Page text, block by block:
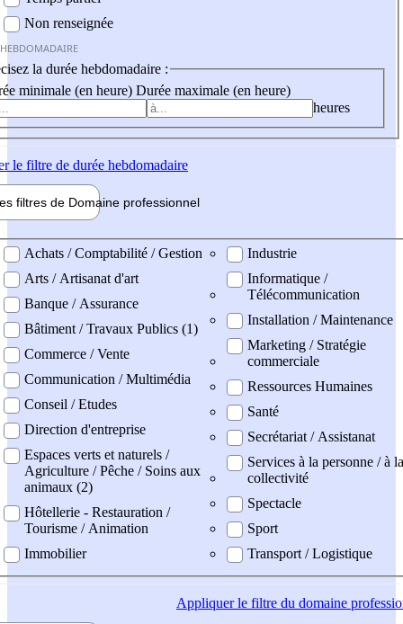
Non renseignée
la durée hebdomadaire :
minimale (en heure) Durée maximale (en heure)
heures
le filtre de durée hebdomadaire
filtres de Domaine professionnel
professionel
Achats / Comptabilité / Gestion
Arts / Artisanat d'art
Banque / Assurance
Bâtiment / Travaux Publics (1)
Commerce / Vente
Communication / Multimédia
Conseil / Etudes
Direction d'entreprise
Espaces verts et naturels /
Agriculture / Pêche / Soins aux
animaux (2)
Hôtellerie - Restauration /
Tourisme / Animation
Immobilier
Industrie
Informatique /
Télécommunication
Installation / Maintenance
Marketing / Stratégie
commerciale
Ressources Humaines
Santé
Secrétariat / Assistanat
Services à la personne / à la
collectivité
Spectacle
Sport
Transport / Logistique
Appliquerle filtre du domaine